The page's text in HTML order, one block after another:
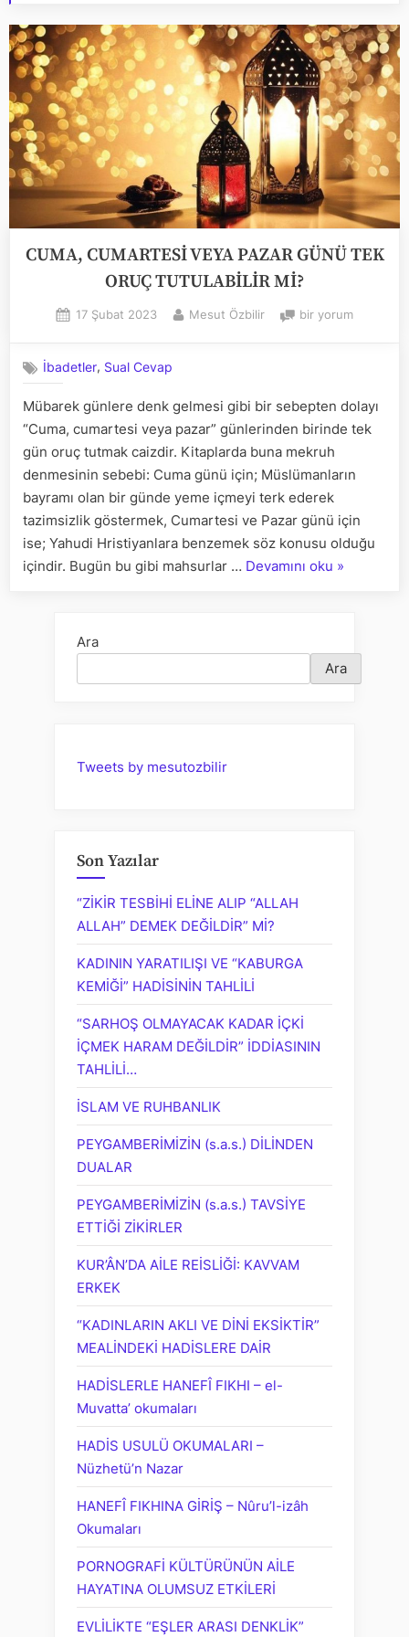
CUMA, CUMARTESİ VEYA PAZAR GÜNÜ TEK
ORUÇ TUTULABİLİR Mİ?
Posted
17 Şubat 2023 By
Mesut Özbilir
CUMA,
TEK
ORUÇ
TUTULABİLİR
Mİ?
bir yorum
İbadetler, Sual Cevap
Mübarek günlere denk gelmesi gibi bir sebepten dolayı
“Cuma, cumartesi veya pazar” günlerinden birinde tek
gün oruç tutmak caizdir. Kitaplarda buna mekruh
denmesinin sebebi: Cuma günü için; Müslümanların
bayramı olan bir günde yeme içmeyi terk ederek
tazimsizlik göstermek, Cumartesi ve Pazar günü için
ise; Yahudi Hristiyanlara benzemek söz konusu olduğu
içindir. Bugün bu gibi mahsurlar … Devamını oku “CUMA,
GÜNÜ
TEK
»
Ara
Ara
Tweets by mesutozbilir
Son Yazılar
“ZİKİR TESBİHİ ELİNE ALIP “ALLAH
ALLAH” DEMEK DEĞİLDİR” Mİ?
KADININ YARATILIŞI VE “KABURGA
KEMİĞİ” HADİSİNİN TAHLİLİ
“SARHOŞ OLMAYACAK KADAR İÇKİ
İÇMEK HARAM DEĞİLDİR” İDDİASININ
TAHLİLİ…
İSLAM VE RUHBANLIK
PEYGAMBERİMİZİN (s.a.s.) DİLİNDEN
DUALAR
PEYGAMBERİMİZİN (s.a.s.) TAVSİYE
ETTİĞİ ZİKİRLER
KUR’ÂN’DA AİLE REİSLİĞİ: KAVVAM
ERKEK
“KADINLARIN AKLI VE DİNİ EKSİKTİR”
MEALİNDEKİ HADİSLERE DAİR
HADİSLERLE HANEFÎ FIKHI – el-
Muvatta’ okumaları
HADİS USULÜ OKUMALARI –
Nüzhetü’n Nazar
HANEFÎ FIKHINA GİRİŞ – Nûru’l-izâh
Okumaları
PORNOGRAFİ KÜLTÜRÜNÜN AİLE
HAYATINA OLUMSUZ ETKİLERİ
EVLİLİKTE “EŞLER ARASI DENKLİK”